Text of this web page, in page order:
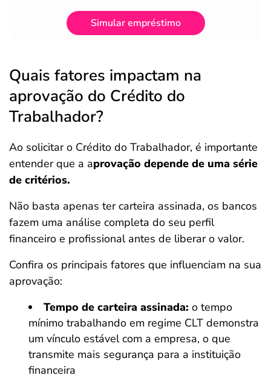
Simular empréstimo
Quais fatores impactam na
aprovação do Crédito do
Trabalhador?
Ao solicitar o Crédito do Trabalhador, é importante
entender que a aprovação depende de uma série
de critérios.
Não basta apenas ter carteira assinada, os bancos
fazem uma análise completa do seu perfil
financeiro e profissional antes de liberar o valor.
Confira os principais fatores que influenciam na sua
aprovação:
Tempo de carteira assinada: o tempo
mínimo trabalhando em regime CLT demonstra
um vínculo estável com a empresa, o que
transmite mais segurança para a instituição
financeira